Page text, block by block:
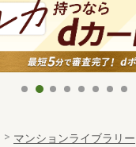
マンションライブラリー